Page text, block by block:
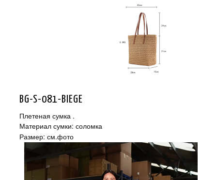
BG-S-081-BIEGE
Плетеная сумка .
Материал сумки: соломка
Размер: см.фото